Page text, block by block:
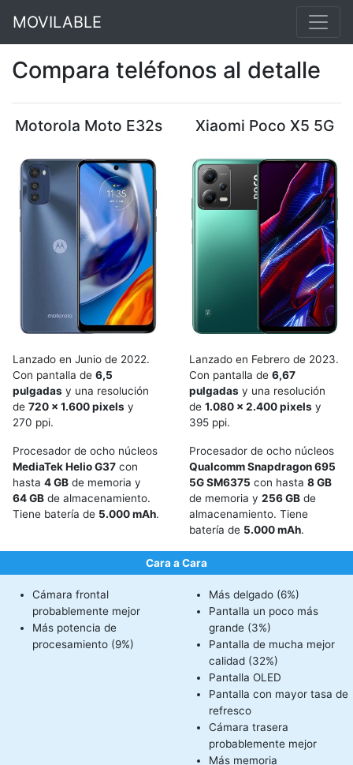
MOVILABLE
Compara teléfonos al detalle
Motorola Moto E32s Xiaomi Poco X5 5G
Lanzado en Junio de 2022.
Con pantalla de 6,5
pulgadas y una resolución
de 720 x 1.600 pixels y
270 ppi.
Procesador de ocho núcleos
MediaTek Helio G37 con
hasta 4 GB de memoria y
64 GB de almacenamiento.
Tiene batería de 5.000 mAh.
Lanzado en Febrero de 2023.
Con pantalla de 6,67
pulgadas y una resolución
de 1.080 x 2.400 pixels y
395 ppi.
Procesador de ocho núcleos
Qualcomm Snapdragon 695
5G SM6375 con hasta 8 GB
de memoria y 256 GB de
almacenamiento. Tiene
batería de 5.000 mAh.
Cara a Cara
Cámara frontal
probablemente mejor
Más potencia de
procesamiento (9%)
Más delgado (6%)
Pantalla un poco más
grande (3%)
Pantalla de mucha mejor
calidad (32%)
Pantalla OLED
Pantalla con mayor tasa de
refresco
Cámara trasera
probablemente mejor
Más memoria